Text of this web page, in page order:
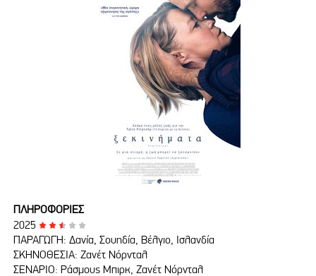
ΠΛΗΡΟΦΟΡΙΕΣ
2025
ΠΑΡΑΓΩΓΗ: Δανία, Σουηδία, Βέλγιο, Ισλανδία
ΣΚΗΝΟΘΕΣΙΑ: Ζανέτ Νόρνταλ
ΣΕΝΑΡΙΟ: Ράσμους Μπιρκ, Ζανέτ Νόρνταλ